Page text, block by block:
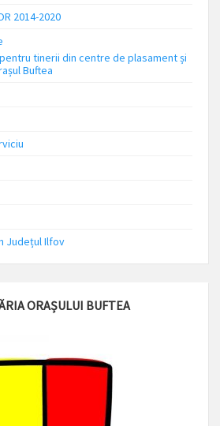
2014-2020
tinerii din centre de plasament și
Buftea
Județul Ilfov
ORAȘULUI BUFTEA